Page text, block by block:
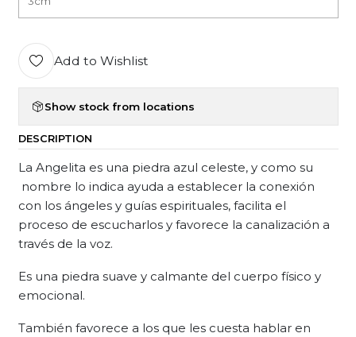
Add to Wishlist
Show stock from locations
DESCRIPTION
La Angelita es una piedra azul celeste, y como su
nombre lo indica ayuda a establecer la conexión
con los ángeles y guías espirituales, facilita el
proceso de escucharlos y favorece la canalización a
través de la voz.
Es una piedra suave y calmante del cuerpo físico y
emocional.
También favorece a los que les cuesta hablar en